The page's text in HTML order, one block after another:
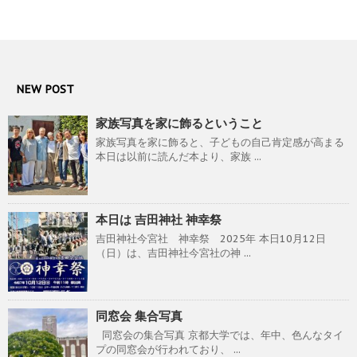
NEW POST
家族写真を家に飾るということ
家族写真を家に飾ると、子どもの自己肯定感が高まる
本日は以前に読んだ本より、家族 ...
本日は 吉田神社 神幸祭
吉田神社今宮社 神幸祭 2025年 本日10月12日
（日）は、吉田神社今宮社の神 ...
同窓会 集合写真
同窓会の集合写真 京都大学では、年中、色んなタイ
プの同窓会が行われており、 ...